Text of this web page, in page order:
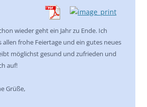
wieder geht ein Jahr zu Ende. Ich
allen frohe Feiertage und ein gutes neues
möglichst gesund und zufrieden und
auf!
Grüße,